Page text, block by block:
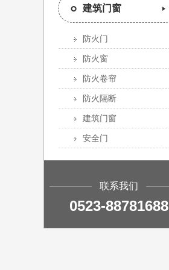
建筑门窗
防火门
防火窗
防火卷帘
防火隔断
建筑门窗
安全门
联系我们
0523-88781688